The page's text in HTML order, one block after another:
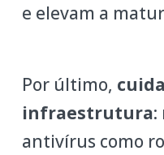
e elevam a
Por último,
infraestrutura:
antivírus como